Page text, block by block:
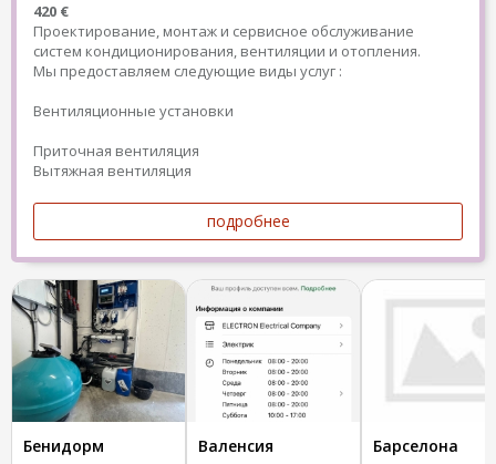
420 €
Проектирование, монтаж и сервисное обслуживание
систем кондиционирования, вентиляции и отопления.
Мы предоставляем следующие виды услуг :
Вентиляционные установки
Приточная вентиляция
Вытяжная вентиляция
подробнее
Бенидорм Валенсия Барселона